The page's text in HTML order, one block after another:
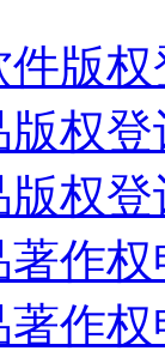
版
权
权
作
作